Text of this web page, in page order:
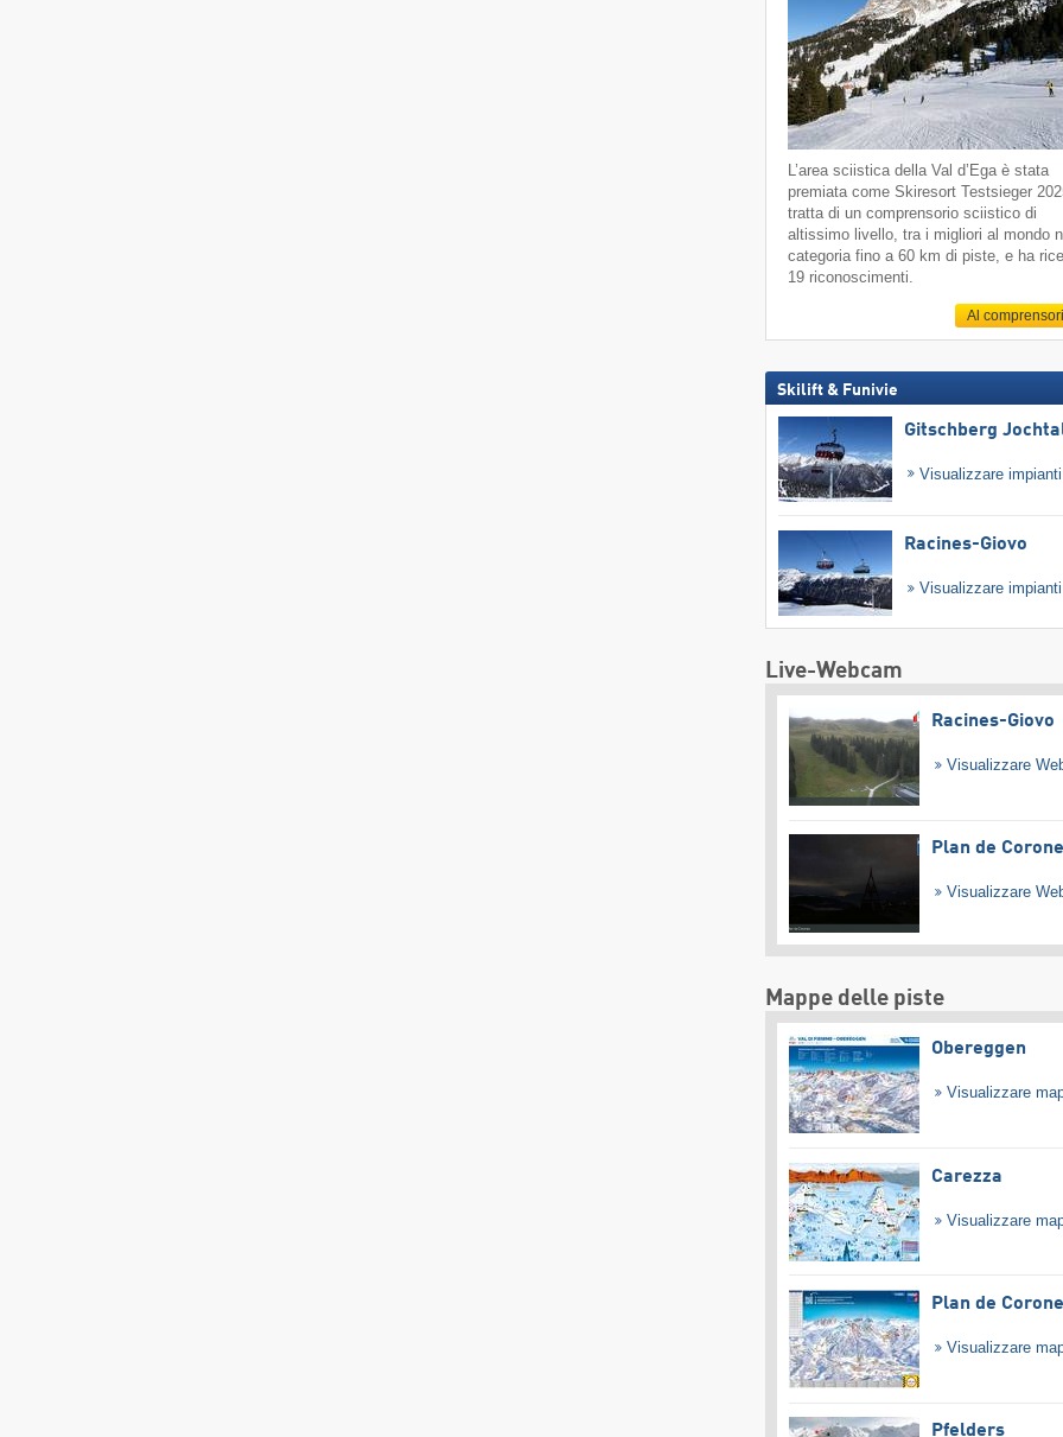
L’area sciistica della Val d’Ega è stata
premiata come Skiresort Testsieger
tratta di un comprensorio sciistico di
altissimo livello, tra i migliori al mondo
categoria fino a 60 km di piste, e ha
19 riconoscimenti.
Al
Skilift & Funivie
Gitschberg
Visualizzare
Racines-Giovo
Visualizzare
Live-Webcam
Racines-Giovo
Visualizzare
Plan de
Visualizzare
Mappe delle piste
Obereggen
Visualizzare
Carezza
Visualizzare
Plan de
Visualizzare
Pfelders